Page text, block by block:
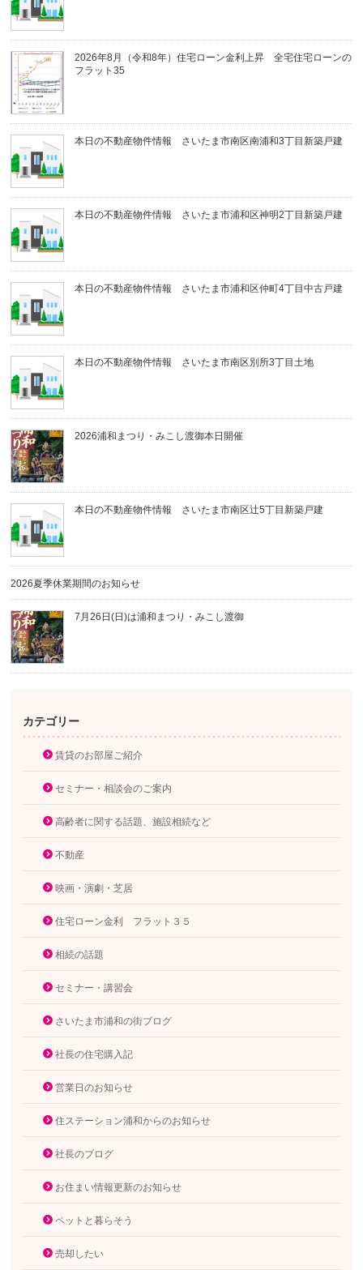
2026年8月（令和8年）住宅ローン金利上昇 全宅住宅ローンの
フラット35
本日の不動産物件情報 さいたま市南区南浦和3丁目新築戸建
本日の不動産物件情報 さいたま市浦和区神明2丁目新築戸建
本日の不動産物件情報 さいたま市浦和区仲町4丁目中古戸建
本日の不動産物件情報 さいたま市南区別所3丁目土地
2026浦和まつり・みこし渡御本日開催
本日の不動産物件情報 さいたま市南区辻5丁目新築戸建
2026夏季休業期間のお知らせ
7月26日(日)は浦和まつり・みこし渡御
カテゴリー
賃貸のお部屋ご紹介
セミナー・相談会のご案内
高齢者に関する話題、施設相続など
不動産
映画・演劇・芝居
住宅ローン金利 フラット３５
相続の話題
セミナー・講習会
さいたま市浦和の街ブログ
社長の住宅購入記
営業日のお知らせ
住ステーション浦和からのお知らせ
社長のブログ
お住まい情報更新のお知らせ
ペットと暮らそう
売却したい